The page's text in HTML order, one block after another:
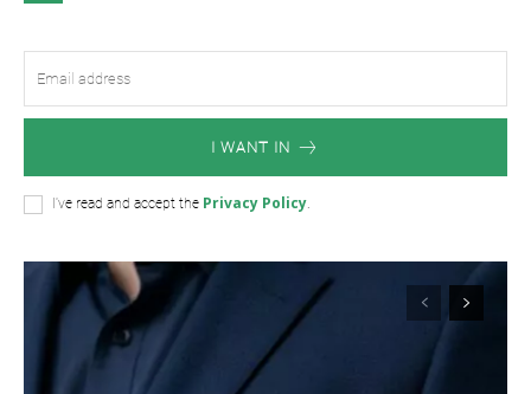
I WANT IN
I've read and accept the Privacy Policy.